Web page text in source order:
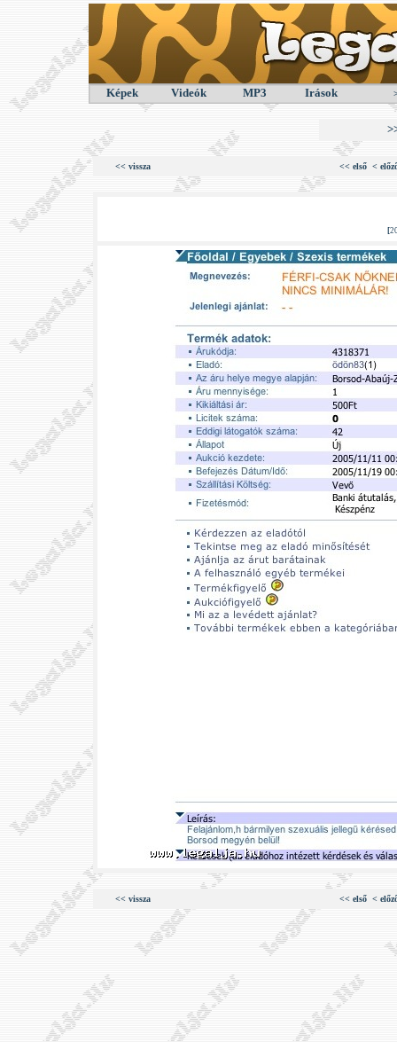
Képek Videók MP3 Irások
<< vissza << első <
[
<< vissza << első <